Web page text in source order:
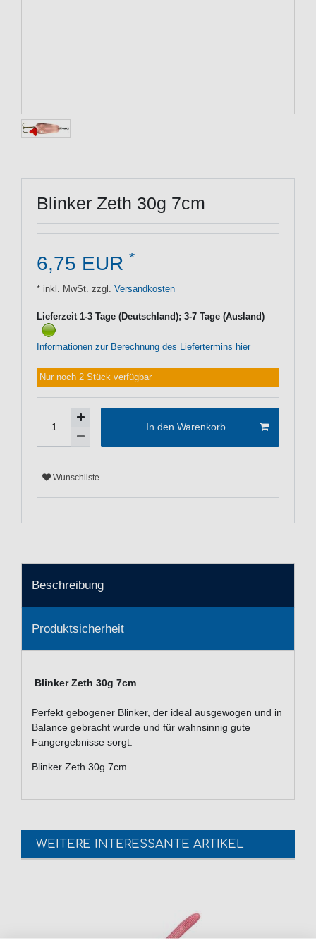
Blinker Zeth 30g 7cm
6,75 EUR *
* inkl. MwSt. zzgl. Versandkosten
Lieferzeit 1-3 Tage (Deutschland); 3-7 Tage (Ausland)
Informationen zur Berechnung des Liefertermins hier
Nur noch 2 Stück verfügbar
In den Warenkorb
Wunschliste
Beschreibung
Produktsicherheit
Blinker Zeth 30g 7cm
Perfekt gebogener Blinker, der ideal ausgewogen und in
Balance gebracht wurde und für wahnsinnig gute
Fangergebnisse sorgt.
Blinker Zeth 30g 7cm
WEITERE INTERESSANTE ARTIKEL